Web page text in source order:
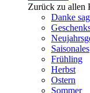
Zurück zu allen
Danke
Saisonales
Frühling
Herbst
Ostern
Sommer